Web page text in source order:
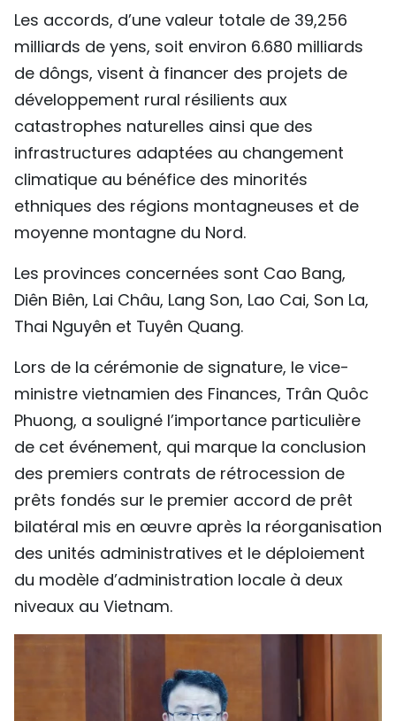
中文
РУССКИЙ
ESPAÑOL
Les accords, d’une valeur totale de 39,256
milliards de yens, soit environ 6.680 milliards
de dôngs, visent à financer des projets de
développement rural résilients aux
catastrophes naturelles ainsi que des
infrastructures adaptées au changement
climatique au bénéfice des minorités
ethniques des régions montagneuses et de
moyenne montagne du Nord.
Les provinces concernées sont Cao Bang,
Diên Biên, Lai Châu, Lang Son, Lao Cai, Son La,
Thai Nguyên et Tuyên Quang.
Lors de la cérémonie de signature, le vice-
ministre vietnamien des Finances, Trân Quôc
Phuong, a souligné l’importance particulière
de cet événement, qui marque la conclusion
des premiers contrats de rétrocession de
prêts fondés sur le premier accord de prêt
bilatéral mis en œuvre après la réorganisation
des unités administratives et le déploiement
du modèle d’administration locale à deux
niveaux au Vietnam.